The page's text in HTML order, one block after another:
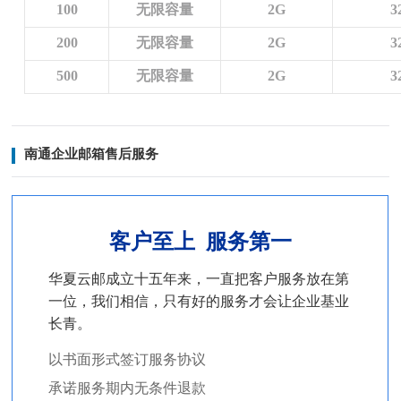
100 无限容量 2G
200 无限容量 2G
500 无限容量 2G
南通企业邮箱售后服务
客户至上 服务第一
华夏云邮成立十五年来，一直把客户服务放在第
一位，我们相信，只有好的服务才会让企业基业
长青。
以书面形式签订服务协议
承诺服务期内无条件退款